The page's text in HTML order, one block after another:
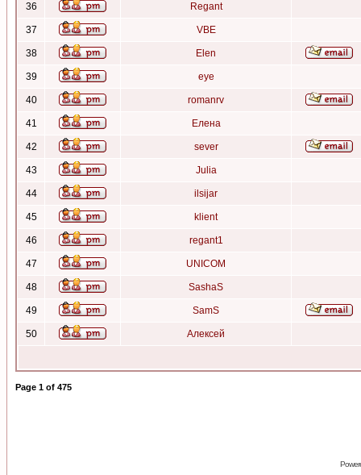
36 Regant
37 VBE
38 Elen
39 eye
40 romanrv
41 Елена
42 sever
43 Julia
44 ilsijar
45 klient
46 regant1
47 UNICOM
48 SashaS
49 SamS
50 Алексей
Page 1 of 475